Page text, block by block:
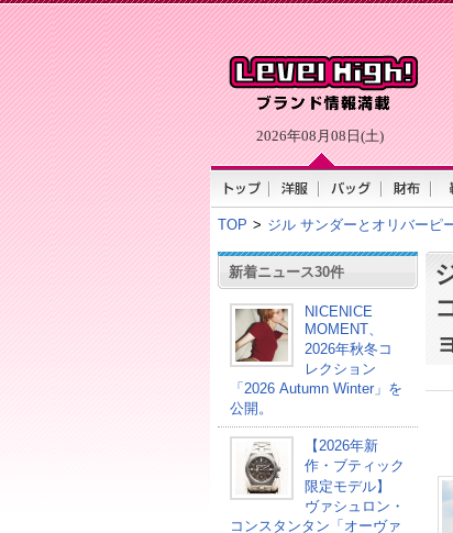
2026年08月08日(土)
TOP > ジル サンダーとオリバーピ
新着ニュース30件
NICENICE
MOMENT、
2026年秋冬コ
レクション
「2026 Autumn Winter」を
公開。
【2026年新
作・ブティック
限定モデル】
ヴァシュロン・
コンスタンタン「オーヴァ